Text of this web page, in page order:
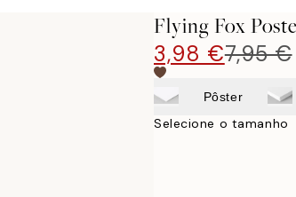
Flying Fox
3,98 €7,95 €
Pôster
Selecione o tamanho